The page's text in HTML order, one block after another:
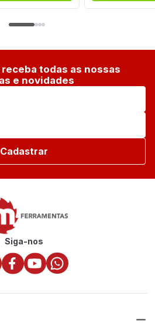
todas as nossas
e novidades
Cadastrar
Siga-nos